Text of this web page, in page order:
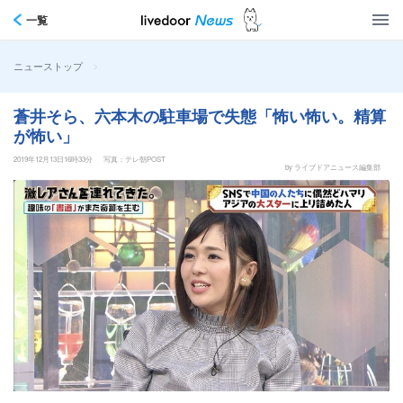
一覧
ニューストップ >
蒼井そら、六本木の駐車場で失態「怖い怖い。精算
が怖い」
2019年12月13日16時33分
写真：テレ朝POST
by ライブドアニュース編集部